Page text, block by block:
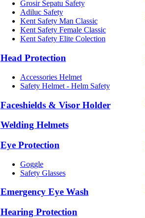
Grosir Sepatu Safety
Adiluc Safety
Kent Safety Man Classic
Kent Safety Female Classic
Kent Safety Elite Colection
Head Protection
Accessories Helmet
Safety Helmet - Helm Safety
Faceshields & Visor Holder
Welding Helmets
Eye Protection
Goggle
Safety Glasses
Emergency Eye Wash
Hearing Protection